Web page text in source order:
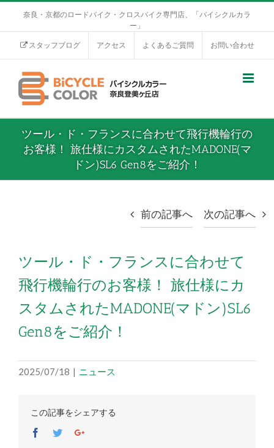
奈良・京都のロードバイク・クロスバイク専門店、「バイシクルカラ
ー」
スタッフブログ アクセス よくあるご質問 お問い合わせ
ツール・ド・フランスに合わせて飛行機輪行の
お客様！ 旅仕様にカスタムされたMADONE(マ
ドン)SL6 Gen8をご紹介！
前の記事へ 次の記事へ
ツール・ド・フランスに合わせて
飛行機輪行のお客様！ 旅仕様にカ
スタムされたMADONE(マドン)SL6
Gen8をご紹介！
2025/07/18 | ニュース
この記事をシェアする
Facebook
TwitterGoogle+